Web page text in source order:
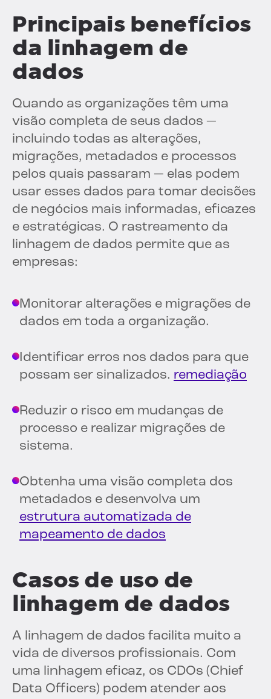
Principais benefícios
da linhagem de
dados
Quando as organizações têm uma
visão completa de seus dados —
incluindo todas as alterações,
migrações, metadados e processos
pelos quais passaram — elas podem
usar esses dados para tomar decisões
de negócios mais informadas, eficazes
e estratégicas. O rastreamento da
linhagem de dados permite que as
empresas:
Monitorar alterações e migrações de
dados em toda a organização.
Identificar erros nos dados para que
possam ser sinalizados. remediação
Reduzir o risco em mudanças de
processo e realizar migrações de
sistema.
Obtenha uma visão completa dos
metadados e desenvolva um
estrutura automatizada de
mapeamento de dados
Casos de uso de
linhagem de dados
A linhagem de dados facilita muito a
vida de diversos profissionais. Com
uma linhagem eficaz, os CDOs (Chief
Data Officers) podem atender aos